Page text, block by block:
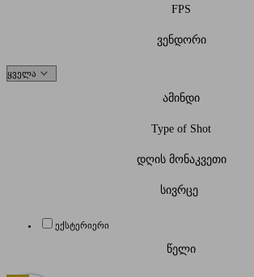
FPS
ვენდორი
ამინდი
Type of Shot
დღის მონაკვეთი
სივრცე
ექსტერიერი
წელი